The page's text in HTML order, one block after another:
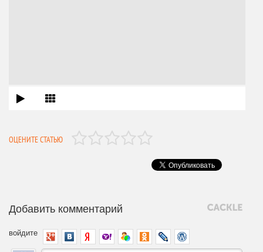
ОЦЕНИТЕ СТАТЬЮ
Добавить комментарий
войдите